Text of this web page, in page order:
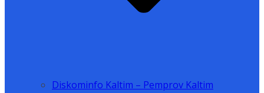
Diskominfo Kaltim – Pemprov Kaltim